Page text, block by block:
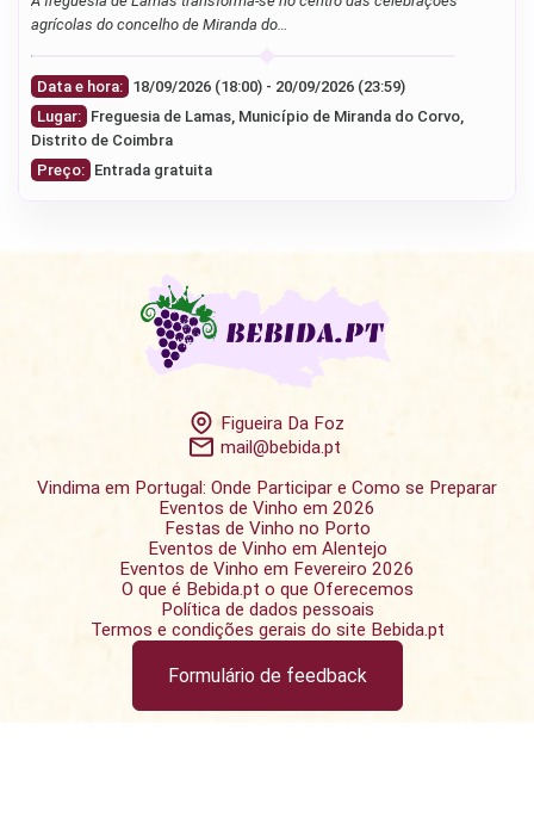
agrícolas do concelho de Miranda do…
Data e hora:
18/09/2026 (18:00) - 20/09/2026 (23:59)
Lugar: Freguesia de Lamas, Município de Miranda do Corvo,
Distrito de Coimbra
Preço: Entrada gratuita
Figueira Da Foz
mail@bebida.pt
Vindima em Portugal: Onde Participar e Como se Preparar
Eventos de Vinho em 2026
Festas de Vinho no Porto
Eventos de Vinho em Alentejo
Eventos de Vinho em Fevereiro 2026
O que é Bebida.pt o que Oferecemos
Política de dados pessoais
Termos e condições gerais do site Bebida.pt
Formulário de feedback